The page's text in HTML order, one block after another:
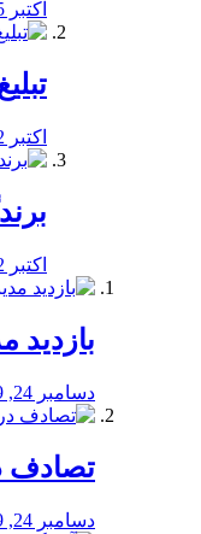
اکتبر 15, 2019
اکتبر 12, 2019
اکتبر 12, 2019
بازدید
دسامبر 24, 2019
تصادف
دسامبر 24, 2019